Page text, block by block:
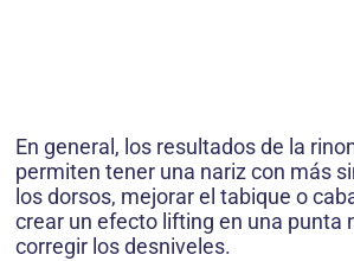
En general, los resultados de la
permiten tener una nariz con más
los dorsos, mejorar el tabique o
crear un efecto lifting en una punta
corregir los desniveles.